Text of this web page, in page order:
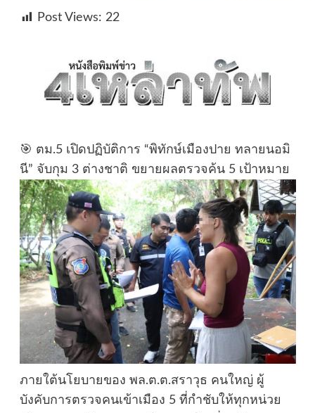
Post Views: 22
🎯 ตม.5 เปิดปฏิบัติการ “พิทักษ์เมืองปาย ทลายนอมิ
นี” จับกุม 3 ต่างชาติ ขยายผลตรวจค้น 5 เป้าหมาย
ภายใต้นโยบายของ พล.ต.ต.สราวุธ คนใหญ่ ผู้
บังคับการตรวจคนเข้าเมือง 5 ที่กำชับให้ทุกหน่วย